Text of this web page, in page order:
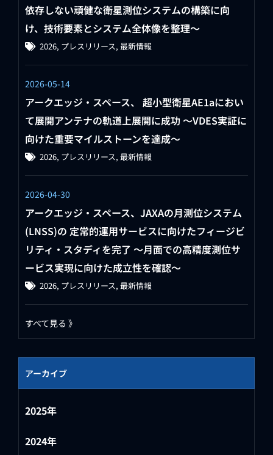
依存しない頑健な衛星測位システムの構築に向
け、技術要素とシステム全体像を整理～
2026, プレスリリース, 最新情報
2026-05-14
アークエッジ・スペース、 超小型衛星AE1aにおい
て展開アンテナの軌道上展開に成功 〜VDES実証に
向けた重要マイルストーンを達成〜
2026, プレスリリース, 最新情報
2026-04-30
アークエッジ・スペース、JAXAの月測位システム
(LNSS)の 定常的運用サービスに向けたフィージビ
リティ・スタディを完了 ～月面での高精度測位サ
ービス実現に向けた成立性を確認～
2026, プレスリリース, 最新情報
すべて見る 》
アーカイブ
2025年
2024年